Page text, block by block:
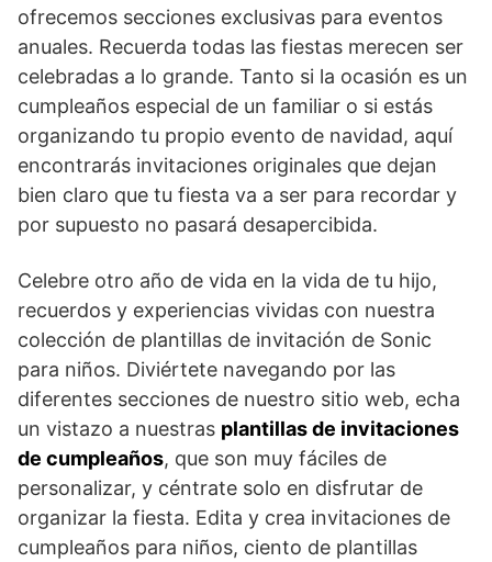
ofrecemos secciones exclusivas para eventos
anuales. Recuerda todas las fiestas merecen ser
celebradas a lo grande. Tanto si la ocasión es un
cumpleaños especial de un familiar o si estás
organizando tu propio evento de navidad, aquí
encontrarás invitaciones originales que dejan
bien claro que tu fiesta va a ser para recordar y
por supuesto no pasará desapercibida.
Celebre otro año de vida en la vida de tu hijo,
recuerdos y experiencias vividas con nuestra
colección de plantillas de invitación de Sonic
para niños. Diviértete navegando por las
diferentes secciones de nuestro sitio web, echa
un vistazo a nuestras plantillas de invitaciones
de cumpleaños, que son muy fáciles de
personalizar, y céntrate solo en disfrutar de
organizar la fiesta. Edita y crea invitaciones de
cumpleaños para niños, ciento de plantillas